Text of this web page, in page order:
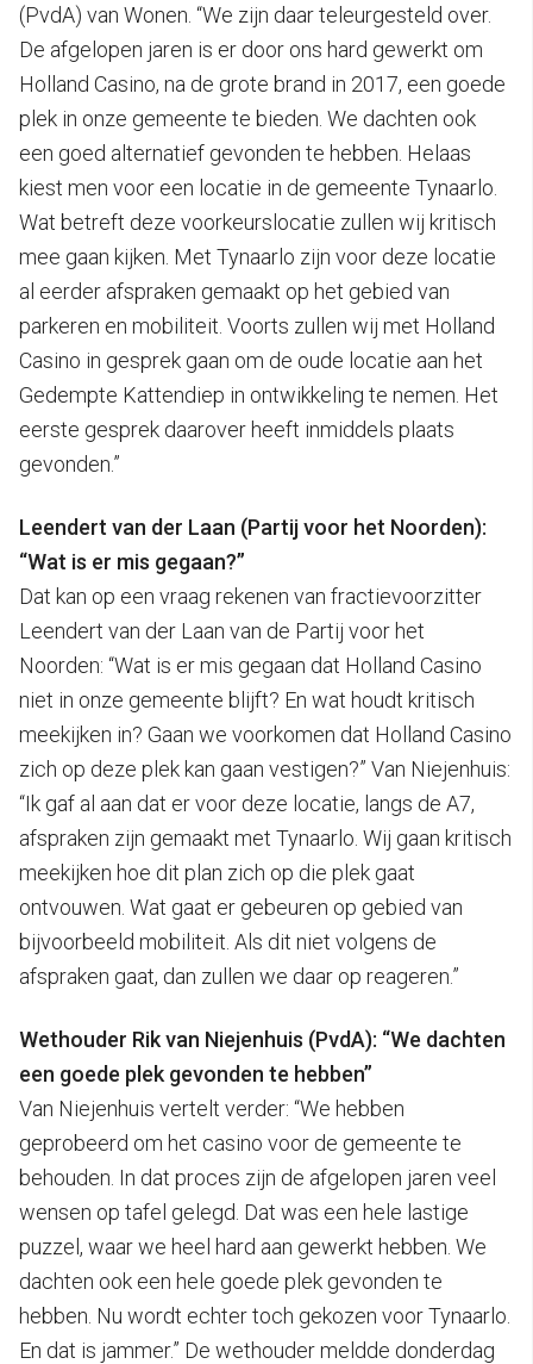
(PvdA) van Wonen. “We zijn daar teleurgesteld over.
De afgelopen jaren is er door ons hard gewerkt om
Holland Casino, na de grote brand in 2017, een goede
plek in onze gemeente te bieden. We dachten ook
een goed alternatief gevonden te hebben. Helaas
kiest men voor een locatie in de gemeente Tynaarlo.
Wat betreft deze voorkeurslocatie zullen wij kritisch
mee gaan kijken. Met Tynaarlo zijn voor deze locatie
al eerder afspraken gemaakt op het gebied van
parkeren en mobiliteit. Voorts zullen wij met Holland
Casino in gesprek gaan om de oude locatie aan het
Gedempte Kattendiep in ontwikkeling te nemen. Het
eerste gesprek daarover heeft inmiddels plaats
gevonden.”
Leendert van der Laan (Partij voor het Noorden):
“Wat is er mis gegaan?”
Dat kan op een vraag rekenen van fractievoorzitter
Leendert van der Laan van de Partij voor het
Noorden: “Wat is er mis gegaan dat Holland Casino
niet in onze gemeente blijft? En wat houdt kritisch
meekijken in? Gaan we voorkomen dat Holland Casino
zich op deze plek kan gaan vestigen?” Van Niejenhuis:
“Ik gaf al aan dat er voor deze locatie, langs de A7,
afspraken zijn gemaakt met Tynaarlo. Wij gaan kritisch
meekijken hoe dit plan zich op die plek gaat
ontvouwen. Wat gaat er gebeuren op gebied van
bijvoorbeeld mobiliteit. Als dit niet volgens de
afspraken gaat, dan zullen we daar op reageren.”
Wethouder Rik van Niejenhuis (PvdA): “We dachten
een goede plek gevonden te hebben”
Van Niejenhuis vertelt verder: “We hebben
geprobeerd om het casino voor de gemeente te
behouden. In dat proces zijn de afgelopen jaren veel
wensen op tafel gelegd. Dat was een hele lastige
puzzel, waar we heel hard aan gewerkt hebben. We
dachten ook een hele goede plek gevonden te
hebben. Nu wordt echter toch gekozen voor Tynaarlo.
En dat is jammer.” De wethouder meldde donderdag